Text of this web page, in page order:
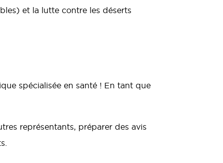
et la lutte contre les déserts
spécialisée en santé ! En tant que
représentants, préparer des avis